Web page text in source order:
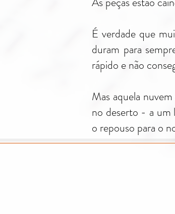
É verdade que
duram para
rápido e não
Mas aquela
no deserto - a um
o repouso para o